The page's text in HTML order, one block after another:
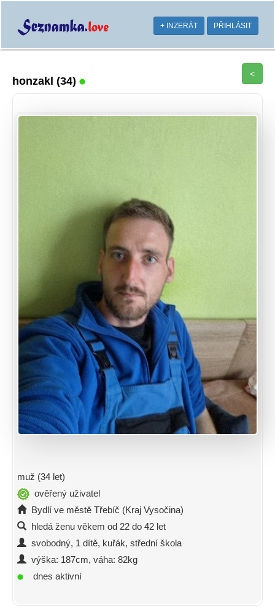
+ INZERÁT PŘIHLÁSIT
honzakl (34)
<
muž (34 let)
ověřený uživatel
Bydlí ve městě Třebíč (Kraj Vysočina)
hledá ženu věkem od 22 do 42 let
svobodný, 1 dítě, kuřák, střední škola
výška: 187cm, váha: 82kg
dnes aktivní